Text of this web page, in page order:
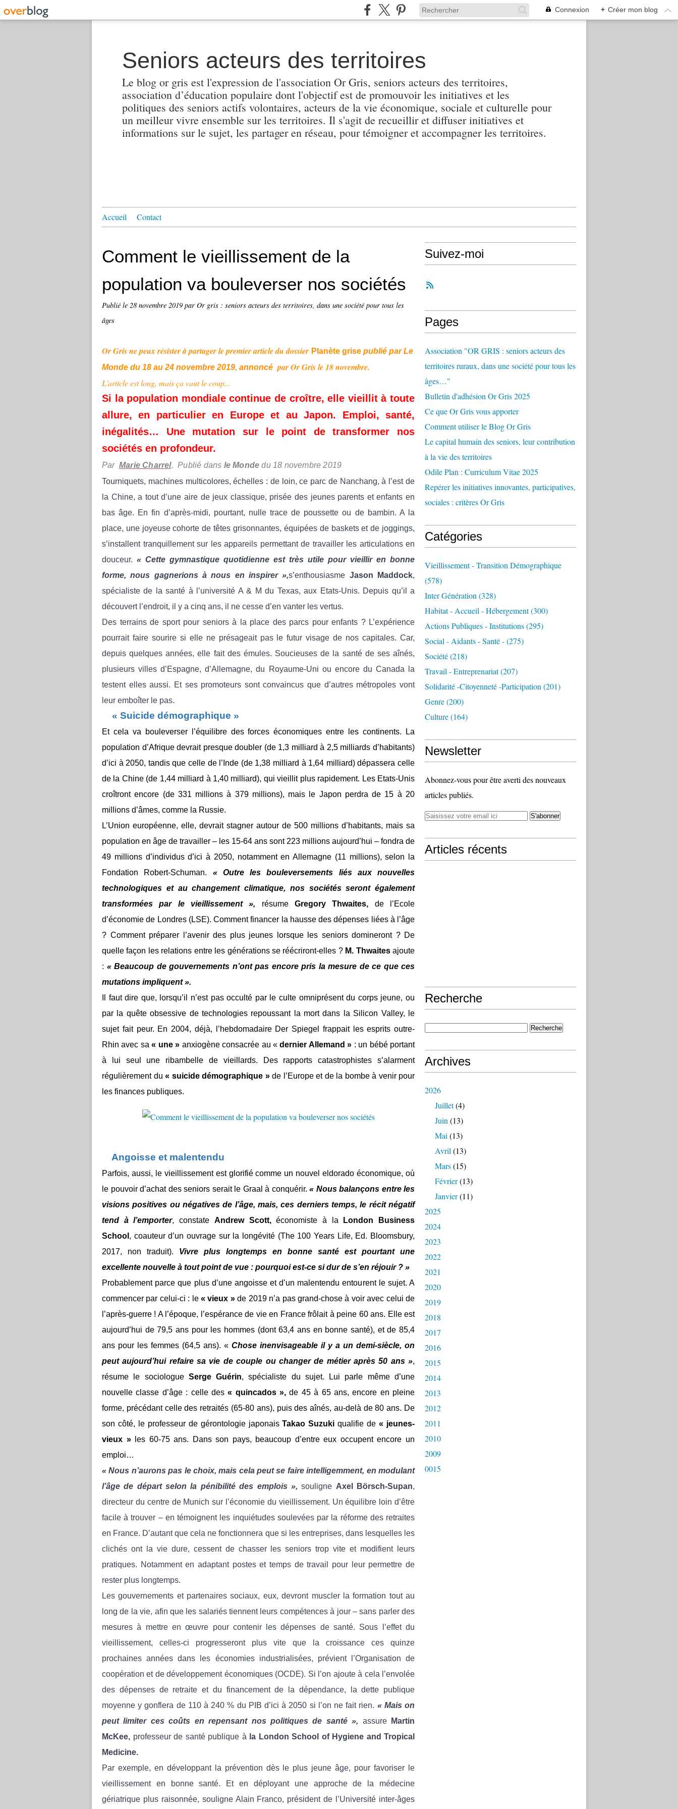
Connexion + Créer mon blog
Seniors acteurs des territoires
Le blog or gris est l'expression de l'association Or Gris, seniors acteurs des territoires,
association d’éducation populaire dont l'objectif est de promouvoir les initiatives et les
politiques des seniors actifs volontaires, acteurs de la vie économique, sociale et culturelle pour
un meilleur vivre ensemble sur les territoires. Il s'agit de recueillir et diffuser initiatives et
informations sur le sujet, les partager en réseau, pour témoigner et accompagner les territoires.
Accueil Contact
Comment le vieillissement de la
population va bouleverser nos sociétés
Publié le 28 novembre 2019 par Or gris : seniors acteurs des territoires, dans une société pour tous les
âges
Or Gris ne peux résister à partager le premier article du dossier Planète grise publié par Le
Monde du 18 au 24 novembre 2019, annoncé par Or Gris le 18 novembre.
L'article est long, mais ça vaut le coup...
Si la population mondiale continue de croître, elle vieillit à toute
allure, en particulier en Europe et au Japon. Emploi, santé,
inégalités… Une mutation sur le point de transformer nos
sociétés en profondeur.
Par Marie Charrel. Publié dans le Monde du 18 novembre 2019
Tourniquets, machines multicolores, échelles : de loin, ce parc de Nanchang, à l’est de
la Chine, a tout d’une aire de jeux classique, prisée des jeunes parents et enfants en
bas âge. En fin d’après-midi, pourtant, nulle trace de poussette ou de bambin. A la
place, une joyeuse cohorte de têtes grisonnantes, équipées de baskets et de joggings,
s’installent tranquillement sur les appareils permettant de travailler les articulations en
douceur. « Cette gymnastique quotidienne est très utile pour vieillir en bonne
forme, nous gagnerions à nous en inspirer »,s’enthousiasme Jason Maddock,
spécialiste de la santé à l’université A & M du Texas, aux Etats-Unis. Depuis qu’il a
découvert l’endroit, il y a cinq ans, il ne cesse d’en vanter les vertus.
Des terrains de sport pour seniors à la place des parcs pour enfants ? L’expérience
pourrait faire sourire si elle ne présageait pas le futur visage de nos capitales. Car,
depuis quelques années, elle fait des émules. Soucieuses de la santé de ses aînés,
plusieurs villes d’Espagne, d’Allemagne, du Royaume-Uni ou encore du Canada la
testent elles aussi. Et ses promoteurs sont convaincus que d’autres métropoles vont
leur emboîter le pas.
« Suicide démographique »
Et cela va bouleverser l’équilibre des forces économiques entre les continents. La
population d’Afrique devrait presque doubler (de 1,3 milliard à 2,5 milliards d’habitants)
d’ici à 2050, tandis que celle de l’Inde (de 1,38 milliard à 1,64 milliard) dépassera celle
de la Chine (de 1,44 milliard à 1,40 milliard), qui vieillit plus rapidement. Les Etats-Unis
croîtront encore (de 331 millions à 379 millions), mais le Japon perdra de 15 à 20
millions d’âmes, comme la Russie.
L’Union européenne, elle, devrait stagner autour de 500 millions d’habitants, mais sa
population en âge de travailler – les 15-64 ans sont 223 millions aujourd’hui – fondra de
49 millions d’individus d’ici à 2050, notamment en Allemagne (11 millions), selon la
Fondation Robert-Schuman. « Outre les bouleversements liés aux nouvelles
technologiques et au changement climatique, nos sociétés seront également
transformées par le vieillissement », résumeGregory Thwaites, de l’Ecole
d’économie de Londres (LSE). Comment financer la hausse des dépenses liées à l’âge
? Comment préparer l’avenir des plus jeunes lorsque les seniors domineront ? De
quelle façon les relations entre les générations se réécriront-elles ? M. Thwaitesajoute
: « Beaucoup de gouvernements n’ont pas encore pris la mesure de ce que ces
mutations impliquent ».
Il faut dire que, lorsqu’il n’est pas occulté par le culte omniprésent du corps jeune, ou
par la quête obsessive de technologies repoussant la mort dans la Silicon Valley, le
sujet fait peur. En 2004, déjà, l’hebdomadaire Der Spiegel frappait les esprits outre-
Rhin avec sa« une » anxiogène consacrée au «dernier Allemand » : un bébé portant
à lui seul une ribambelle de vieillards. Des rapports catastrophistes s’alarment
régulièrement du « suicide démographique »de l’Europe et de la bombe à venir pour
les finances publiques.
Angoisse et malentendu
Parfois, aussi, le vieillissement est glorifié comme un nouvel eldorado économique, où
le pouvoir d’achat des seniors serait le Graal à conquérir. « Nous balançons entre les
visions positives ou négatives de l’âge, mais, ces derniers temps, le récit négatif
tend à l’emporter, constate Andrew Scott,économiste à la
London Business
School , coauteur d’un ouvrage sur la longévité (The 100 Years Life, Ed. Bloomsbury,
2017, non traduit). Vivre plus longtemps en bonne santé est pourtant une
excellente nouvelle à tout point de vue : pourquoi est-ce si dur de s’en réjouir ? »
Probablement parce que plus d’une angoisse et d’un malentendu entourent le sujet. A
commencer par celui-ci : le« vieux »de 2019 n’a pas grand-chose à voir avec celui de
l’après-guerre ! A l’époque, l’espérance de vie en France frôlait à peine 60 ans. Elle est
aujourd’hui de 79,5 ans pour les hommes (dont 63,4 ans en bonne santé), et de 85,4
ans pour les femmes (64,5 ans). « Chose inenvisageable il y a un demi-siècle, on
peut aujourd’hui refaire sa vie de couple ou changer de métier après 50 ans »,
résume le sociologue Serge Guérin, spécialiste du sujet. Lui parle même d’une
nouvelle classe d’âge : celle des« quincados », de 45 à 65 ans, encore en pleine
forme, précédant celle des retraités (65-80 ans), puis des aînés, au-delà de 80 ans. De
son côté, le professeur de gérontologie japonaisTakao Suzuki qualifie de« jeunes-
vieux »les 60-75 ans. Dans son pays, beaucoup d’entre eux occupent encore un
emploi…
« Nous n’aurons pas le choix, mais cela peut se faire intelligemment, en modulant
l’âge de départ selon la pénibilité des emplois », souligne Axel Börsch-Supan,
directeur du centre de Munich sur l’économie du vieillissement. Un équilibre loin d’être
facile à trouver – en témoignent les inquiétudes soulevées par la réforme des retraites
en France. D’autant que cela ne fonctionnera que si les entreprises, dans lesquelles les
clichés ont la vie dure, cessent de chasser les seniors trop vite et modifient leurs
pratiques. Notamment en adaptant postes et temps de travail pour leur permettre de
rester plus longtemps.
Les gouvernements et partenaires sociaux, eux, devront muscler la formation tout au
long de la vie, afin que les salariés tiennent leurs compétences à jour – sans parler des
mesures à mettre en œuvre pour contenir les dépenses de santé. Sous l’effet du
vieillissement, celles-ci progresseront plus vite que la croissance ces quinze
prochaines années dans les économies industrialisées, prévient l’Organisation de
coopération et de développement économiques (OCDE). Si l’on ajoute à cela l’envolée
des dépenses de retraite et du financement de la dépendance, la dette publique
moyenne y gonflera de 110 à 240 % du PIB d’ici à 2050 si l’on ne fait rien. « Mais on
peut limiter ces coûts en repensant nos politiques de santé », assure
Martin
McKee, professeur de santé publique à la London School of Hygiene and Tropical
Medicine.
Par exemple, en développant la prévention dès le plus jeune âge, pour favoriser le
vieillissement en bonne santé. Et en déployant une approche de la médecine
gériatrique plus raisonnée, souligne Alain Franco, président de l’Université inter-âges
Suivez-moi
Pages
Association "OR GRIS : seniors acteurs des
territoires ruraux, dans une société pour tous les
âges…"
Bulletin d'adhésion Or Gris 2025
Ce que Or Gris vous apporter
Comment utiliser le Blog Or Gris
Le capital humain des seniors, leur contribution
à la vie des territoires
Odile Plan : Curriculum Vitae 2025
Repérer les initiatives innovantes, participatives,
sociales : critères Or Gris
Catégories
Vieillissement - Transition Démographique
(578)
Inter Génération (328)
Habitat - Accueil - Hébergement(300)
Actions Publiques - Institutions(295)
Social - Aidants - Santé -(275)
Société(218)
Travail - Entreprenariat(207)
Solidarité -citoyenneté -participation (201)
Genre(200)
Culture(164)
Newsletter
Abonnez-vous pour être averti des nouveaux
articles publiés.
Articles récents
Recherche
Archives
2026
Juillet(4)
Juin (13)
Mai (13)
Avril (13)
Mars(15)
Février(13)
Janvier(11)
2025
2024
2023
2022
2021
2020
2019
2018
2017
2016
2015
2014
2013
2012
2011
2010
2009
0015